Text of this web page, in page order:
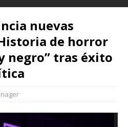
nuevas
de horror
negro” tras éxito